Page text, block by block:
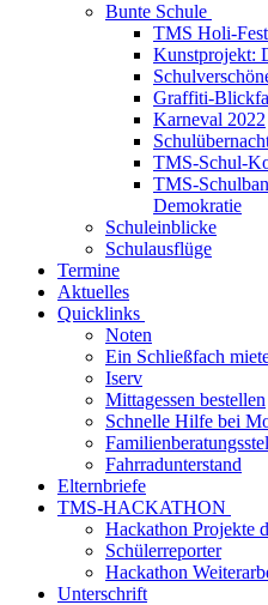
Bunte Schule
TMS Holi-
Kunstprojekt:
Graffiti-
Karneval 2022
TMS-Schul-
TMS-
Demokratie
Schuleinblicke
Schulausflüge
Termine
Aktuelles
Quicklinks
Noten
Ein Schließfach
Iserv
Mittagessen bestellen
Schnelle Hilfe bei
Fahrradunterstand
Elternbriefe
TMS-HACKATHON
Hackathon Projekte
Schülerreporter
Hackathon
Unterschrift